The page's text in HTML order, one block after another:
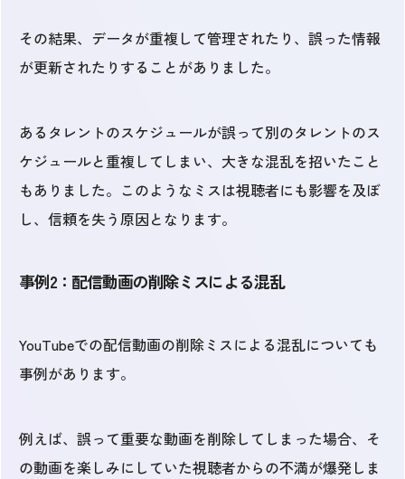
その結果、データが重複して管理されたり、誤った情報
が更新されたりすることがありました。
あるタレントのスケジュールが誤って別のタレントのス
ケジュールと重複してしまい、大きな混乱を招いたこと
もありました。このようなミスは視聴者にも影響を及ぼ
し、信頼を失う原因となります。
事例2：配信動画の削除ミスによる混乱
YouTubeでの配信動画の削除ミスによる混乱についても
事例があります。
例えば、誤って重要な動画を削除してしまった場合、そ
の動画を楽しみにしていた視聴者からの不満が爆発しま